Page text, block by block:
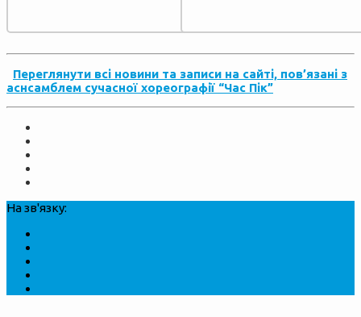
Переглянути всі новини та записи на сайті, пов’язані з
аснсамблем сучасної хореографії “Час Пік”
На зв'язку: